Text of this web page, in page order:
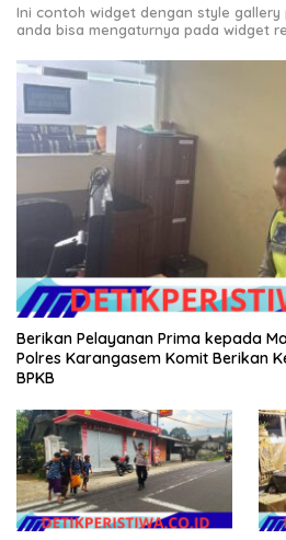
Ini contoh widget dengan style gallery
anda bisa mengaturnya pada widget
Berikan Pelayanan Prima kepada
Polres Karangasem Komit Berikan
BPKB